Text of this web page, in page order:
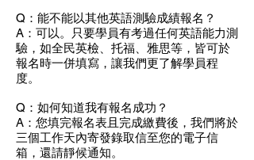
Q：能不能以其他英語測驗成績報名？
A：可以。只要學員有考過任何英語能力測
驗，如全民英檢、托福、雅思等，皆可於
報名時一併填寫，讓我們更了解學員程
度。
Q：如何知道我有報名成功？
A：您填完報名表且完成繳費後，我們將於
三個工作天內寄發錄取信至您的電子信
箱，還請靜候通知。